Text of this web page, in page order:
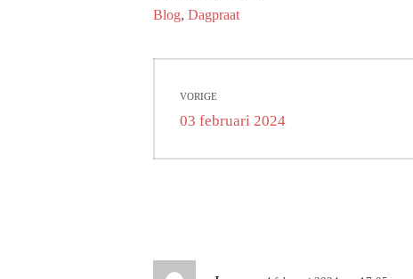
Blog, Dagpraat
navigatie
VORIGE
Vorig
03 februari 2024